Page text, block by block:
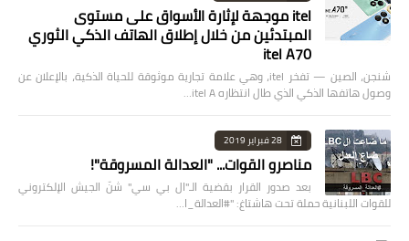
itel موجهة لإثارة الأسواق على مستوى
المبتدئين من خلال إطلاق الهاتف الذكي الثوري
itel A70
شنجن، الصين — تفخر itel، وهي علامة تجارية موثوقة للحياة الذكية، بالإعلان عن
وصول هاتفها الذكي الذي طال انتظاره itel A…
28 فبراير 2019
مناصرو القوات... "العدالة المسروقة"!
بعد صدور القرار بقضية الـ"ال بي سي" شنّ الجيش الإلكتروني
للقوات اللبنانية حملة تحت هاشتاغ: "#العدالة_ا…